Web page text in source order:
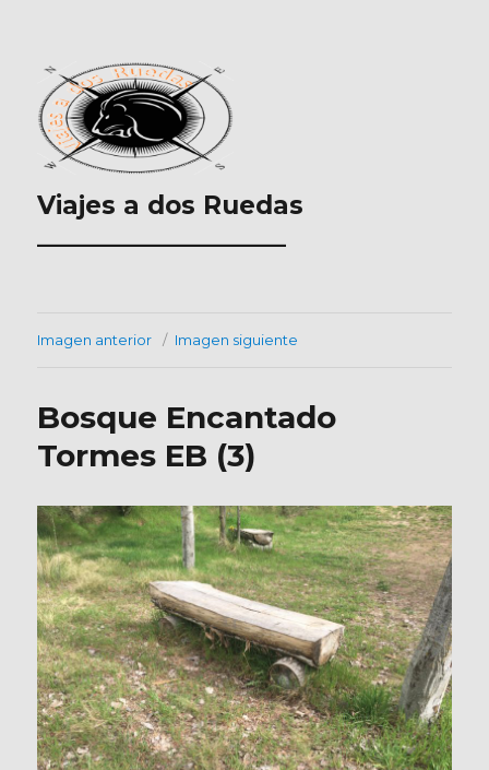
Viajes a dos Ruedas
___________________
Imagen anterior Imagen siguiente
Bosque Encantado
Tormes EB (3)